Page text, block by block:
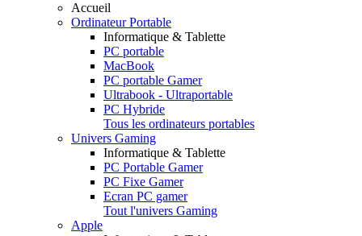
Accueil
Ordinateur Portable
Informatique & Tablette
PC portable
MacBook
PC portable Gamer
Ultrabook - Ultraportable
PC Hybride
Tous les ordinateurs portables
Univers Gaming
Informatique & Tablette
PC Portable Gamer
PC Fixe Gamer
Ecran PC gamer
Tout l'univers Gaming
Apple